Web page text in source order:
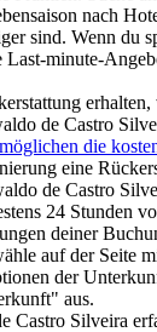
nach
sind. Wenn du
Last-minute-
de Castro
die
eine
de Castro
24 Stunden
deiner
auf der Seite
der
aus.
Castro Silveira